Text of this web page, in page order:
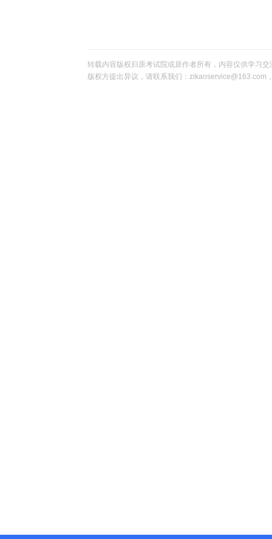
转载内容版权归原考试院或原作者所有，内容仅供学习
版权方提出异议，请联系我们：zikaoservice@163.com